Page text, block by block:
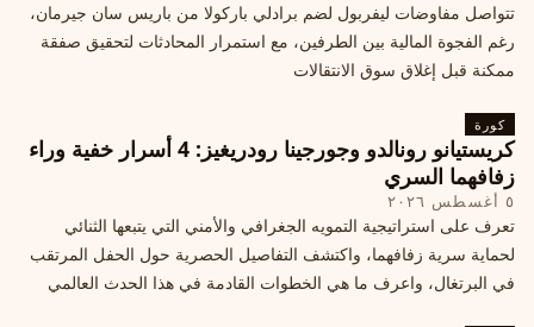
تتواصل مفاوضات ليفربول لضم برادلي باركولا من باريس سان جيرمان،
رغم الفجوة المالية بين الطرفين، مع استمرار المحادثات لتحقيق صفقة
ممكنة قبل إغلاق سوق الانتقالات
كورة
كريستيانو رونالدو وجورجينا رودريغيز: 4 أسرار خفية وراء
زفافهما السري
٥ أغسطس ٢٠٢٦
تعرف على استراتيجية التمويه الجغرافي والأمني التي يتبعها الثنائي
لحماية سرية زفافهما، واكتشف التفاصيل الحصرية حول الحفل المرتقب
في البرتغال، واعرف ما هي الخطوات القادمة في هذا الحدث العالمي